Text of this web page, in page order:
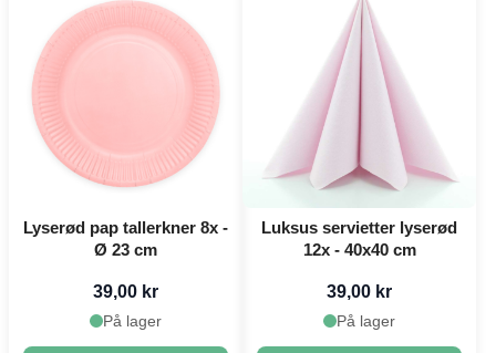
Lyserød pap tallerkner 8x -
Ø 23 cm
39,00 kr
På lager
Luksus servietter lyserød
12x - 40x40 cm
39,00 kr
På lager